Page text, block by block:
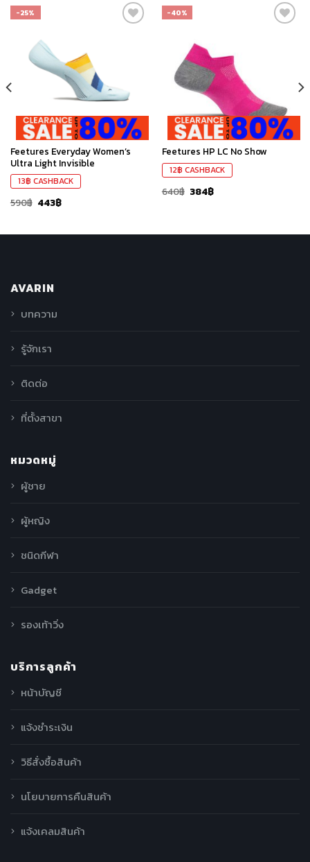
-25%
Feetures Everyday Women’s
Ultra Light Invisible
13฿ CASHBACK
590฿ 443฿
-40%
Feetures HP LC No Show
12฿ CASHBACK
640฿ 384฿
AVARIN
บทความ
รู้จักเรา
ติดต่อ
ที่ตั้งสาขา
หมวดหมู่
ผู้ชาย
ผู้หญิง
ชนิดกีฬา
Gadget
รองเท้าวิ่ง
บริการลูกค้า
หน้าบัญชี
แจ้งชำระเงิน
วิธีสั่งซื้อสินค้า
นโยบายการคืนสินค้า
แจ้งเคลมสินค้า